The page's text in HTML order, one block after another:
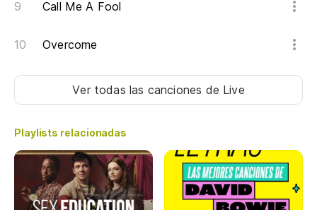
Call Me A Fool
Overcome
Ver todas las canciones de Live
Playlists relacionadas